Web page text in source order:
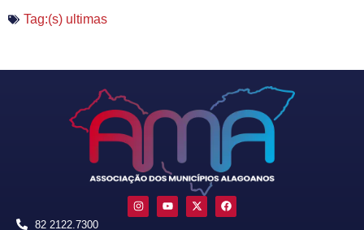
Tag:(s) ultimas
82 2122.7300